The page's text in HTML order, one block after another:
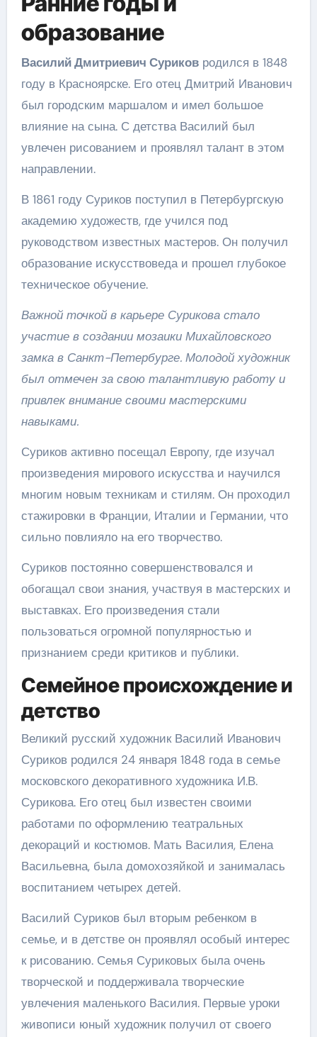
образование
Василий Дмитриевич Суриковродился в 1848
году в Красноярске. Его отец Дмитрий Иванович
был городским маршалом и имел большое
влияние на сына. С детства Василий был
увлечен рисованием и проявлял талант в этом
направлении.
В 1861 году Суриков поступил в Петербургскую
академию художеств, где учился под
руководством известных мастеров. Он получил
образование искусствоведа и прошел глубокое
техническое обучение.
Важной точкой в карьере Сурикова стало
участие в создании мозаики Михайловского
замка в Санкт-Петербурге. Молодой художник
был отмечен за свою талантливую работу и
привлек внимание своими мастерскими
навыками.
Суриков активно посещал Европу, где изучал
произведения мирового искусства и научился
многим новым техникам и стилям. Он проходил
стажировки в Франции, Италии и Германии, что
сильно повлияло на его творчество.
Суриков постоянно совершенствовался и
обогащал свои знания, участвуя в мастерских и
выставках. Его произведения стали
пользоваться огромной популярностью и
признанием среди критиков и публики.
Семейное происхождение и
детство
Великий русский художник Василий Иванович
Суриков родился 24 января 1848 года в семье
московского декоративного художника И.В.
Сурикова. Его отец был известен своими
работами по оформлению театральных
декораций и костюмов. Мать Василия, Елена
Васильевна, была домохозяйкой и занималась
воспитанием четырех детей.
Василий Суриков был вторым ребенком в
семье, и в детстве он проявлял особый интерес
к рисованию. Семья Суриковых была очень
творческой и поддерживала творческие
увлечения маленького Василия. Первые уроки
живописи юный художник получил от своего